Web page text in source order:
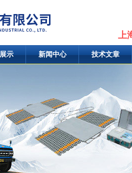
上
示 新闻中心 技术文章